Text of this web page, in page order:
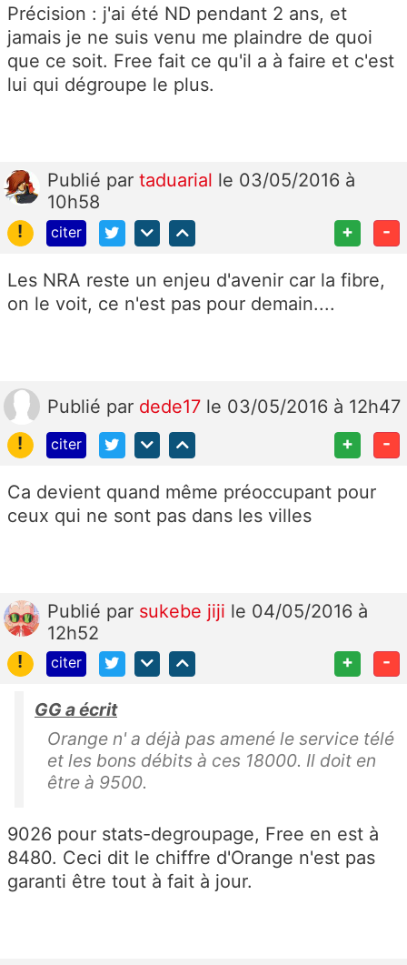
Précision : j'ai été ND pendant 2 ans, et
jamais je ne suis venu me plaindre de quoi
que ce soit. Free fait ce qu'il a à faire et c'est
lui qui dégroupe le plus.
Publié par taduarial le 03/05/2016 à
10h58
!
citer + -
Les NRA reste un enjeu d'avenir car la fibre,
on le voit, ce n'est pas pour demain....
Publié par dede17 le 03/05/2016 à 12h47
!
citer + -
Ca devient quand même préoccupant pour
ceux qui ne sont pas dans les villes
Publié par sukebe jiji le 04/05/2016 à
12h52
!
citer + -
GG a écrit
Orange n' a déjà pas amené le service télé
et les bons débits à ces 18000. Il doit en
être à 9500.
9026 pour stats-degroupage, Free en est à
8480. Ceci dit le chiffre d'Orange n'est pas
garanti être tout à fait à jour.